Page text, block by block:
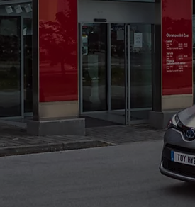
Centro
Autorizzato